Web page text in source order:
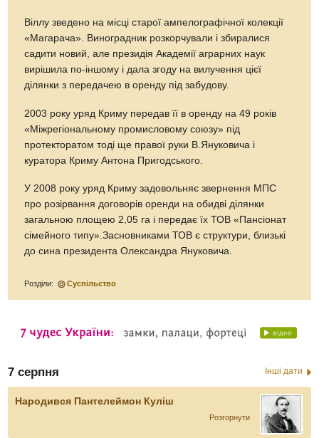
Віллу зведено на місці старої ампелографічної колекції
«Магарача». Виноградник розкорчували і збиралися
садити новий, але президія Академії аграрних наук
вирішила по-іншому і дала згоду на вилучення цієї
ділянки з передачею в оренду під забудову.
2003 року уряд Криму передав її в оренду на 49 років
«Міжрегіональному промисловому союзу» під
протекторатом тоді ще правої руки В.Януковича і
куратора Криму Антона Пригодського.
У 2008 року уряд Криму задовольняє звернення МПС
про розірвання договорів оренди на обидві ділянки
загальною площею 2,05 га і передає їх ТОВ «Пансіонат
сімейного типу».Засновниками ТОВ є структури, близькі
до сина президента Олександра Януковича.
Розділи: Суспільство
7 серпня Інші дати
Народився Пантелеймон Куліш
Розгорнути